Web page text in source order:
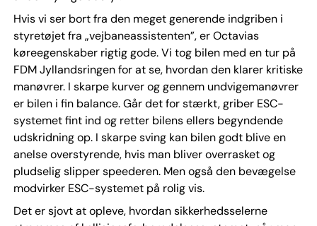
Hvis vi ser bort fra den meget generende indgriben i
styretøjet fra „vejbaneassistenten”, er Octavias
køreegenskaber rigtig gode. Vi tog bilen med en tur på
FDM Jyllandsringen for at se, hvordan den klarer kritiske
manøvrer. I skarpe kurver og gennem undvigemanøvrer
er bilen i fin balance. Går det for stærkt, griber ESC-
systemet fint ind og retter bilens ellers begyndende
udskridning op. I skarpe sving kan bilen godt blive en
anelse overstyrende, hvis man bliver overrasket og
pludselig slipper speederen. Men også den bevægelse
modvirker ESC-systemet på rolig vis.
Det er sjovt at opleve, hvordan sikkerhedsselerne